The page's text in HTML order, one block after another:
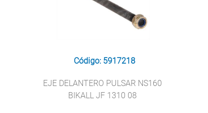
Código: 5917218
EJE DELANTERO PULSAR NS160
BIKALL JF 1310 08